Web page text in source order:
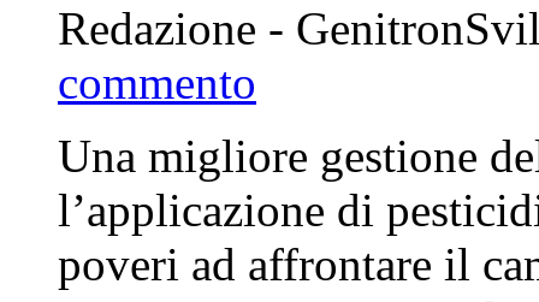
Redazione -
commento
Una migliore gestione
l’applicazione di
poveri ad affrontare il